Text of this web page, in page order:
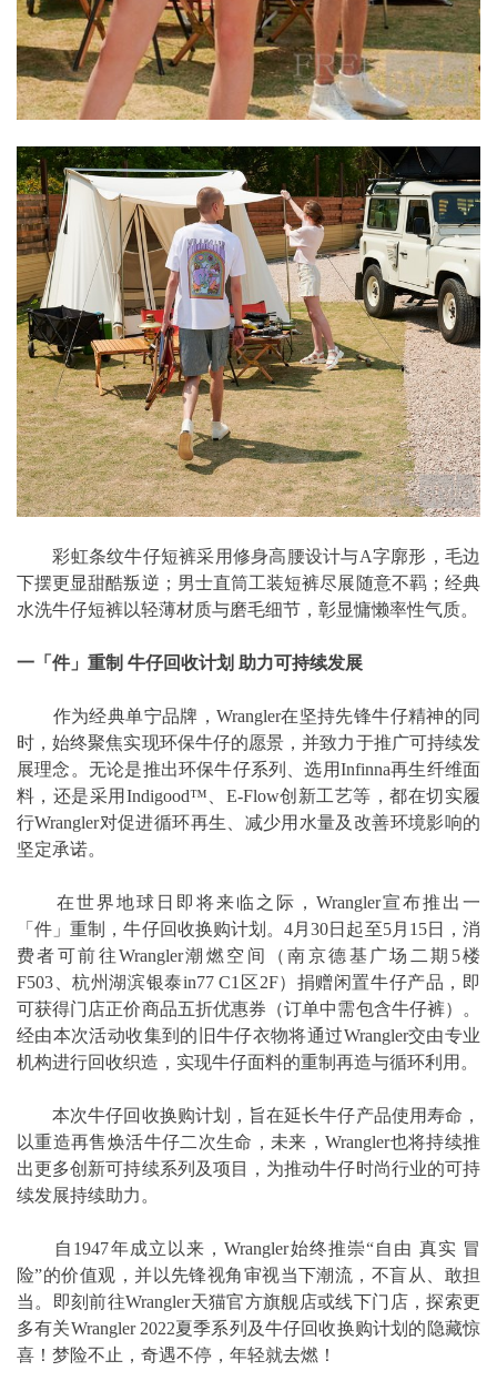
彩虹条纹牛仔短裤采用修身高腰设计与A字廓形，毛边
下摆更显甜酷叛逆；男士直筒工装短裤尽展随意不羁；经典
水洗牛仔短裤以轻薄材质与磨毛细节，彰显慵懒率性气质。
一「件」重制 牛仔回收计划 助力可持续发展
作为经典单宁品牌，Wrangler在坚持先锋牛仔精神的同
时，始终聚焦实现环保牛仔的愿景，并致力于推广可持续发
展理念。无论是推出环保牛仔系列、选用Infinna再生纤维面
料，还是采用Indigood™、E-Flow创新工艺等，都在切实履
行Wrangler对促进循环再生、减少用水量及改善环境影响的
坚定承诺。
在世界地球日即将来临之际，Wrangler宣布推出一
「件」重制，牛仔回收换购计划。4月30日起至5月15日，消
费者可前往Wrangler潮燃空间（南京德基广场二期5楼
F503、杭州湖滨银泰in77 C1区2F）捐赠闲置牛仔产品，即
可获得门店正价商品五折优惠券（订单中需包含牛仔裤）。
经由本次活动收集到的旧牛仔衣物将通过Wrangler交由专业
机构进行回收织造，实现牛仔面料的重制再造与循环利用。
本次牛仔回收换购计划，旨在延长牛仔产品使用寿命，
以重造再售焕活牛仔二次生命，未来，Wrangler也将持续推
出更多创新可持续系列及项目，为推动牛仔时尚行业的可持
续发展持续助力。
自1947年成立以来，Wrangler始终推崇“自由 真实 冒
险”的价值观，并以先锋视角审视当下潮流，不盲从、敢担
当。即刻前往Wrangler天猫官方旗舰店或线下门店，探索更
多有关Wrangler 2022夏季系列及牛仔回收换购计划的隐藏惊
喜！梦险不止，奇遇不停，年轻就去燃！